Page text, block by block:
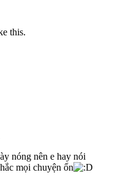
this.
nóng nên e hay nói
mọi chuyện ổn